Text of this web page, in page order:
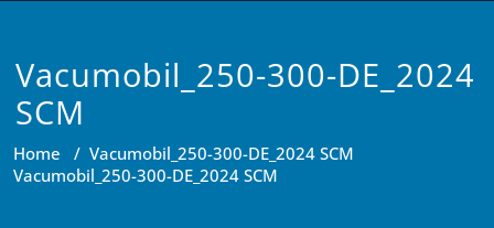
Vacumobil_250-300-DE_2024
SCM
Home / Vacumobil_250-300-DE_2024 SCM
Vacumobil_250-300-DE_2024 SCM